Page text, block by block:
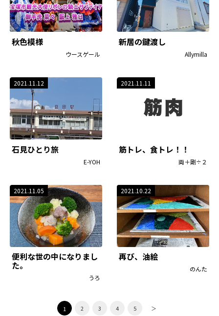
秋色模様
ウースゲール
新居の鍵渡し
Allymilla
2021.11.12
石見ひとり旅
E-YOH
2021.11.11
筋トレ、食トレ！！
両＋剛÷２
2021.11.05
便利な世の中になりまし
た。
うろ
2021.10.22
再び、油絵
のんた
1 2 3 4 5 ＞